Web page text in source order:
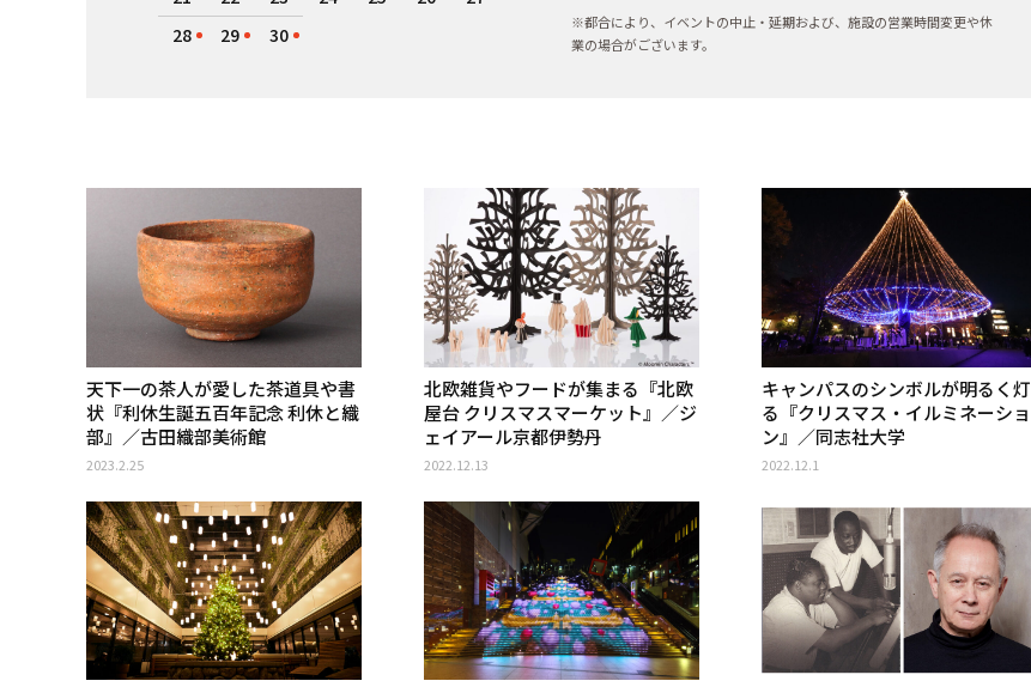
28
29 30
※都合により、イベントの中止・延期および、施設の営業時間変更や休
業の場合がございます。
天下一の茶人が愛した茶道具や書
状『利休生誕五百年記念 利休と織
部』／古田織部美術館
2023.2.25
北欧雑貨やフードが集まる『北欧
屋台 クリスマスマーケット』／ジ
ェイアール京都伊勢丹
2022.12.13
キャンパスのシンボルが明るく灯
る『クリスマス・イルミネーショ
ン』／同志社大学
2022.12.1